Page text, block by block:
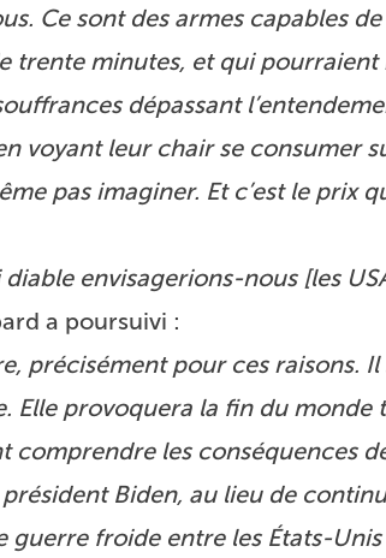
Ce sont des armes capables
trente minutes, et qui
dépassant
voyant leur chair se consumer
pas imaginer. Et c’est le prix
envisagerions-nous [les
a poursuivi :
précisément pour ces raisons.
Elle provoquera la fin du monde
comprendre les conséquences
Biden, au lieu de
froide entre les États-Unis